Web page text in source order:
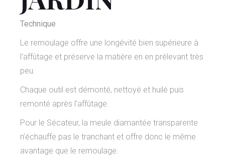
Technique
Le remoulage offre une longévité bien supérieure à
l’affûtage et préserve la matière en en prélevant très
peu.
Chaque outil est démonté, nettoyé et huilé puis
remonté après l’affûtage.
Pour le Sécateur, la meule diamantée transparente
n’échauffe pas le tranchant et offre donc le même
avantage que le remoulage.